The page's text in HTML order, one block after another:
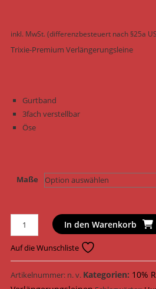
inkl. MwSt. (differenzbesteuert nach §25a
Trixie-Premium Verlängerungsleine
Gurtband
3fach verstellbar
Öse
Maße
Trixie
Hundeleine
Premium
Verlängerungsleine
Gurtband
In den Warenkorb
Auf die Wunschliste
Artikelnummer: n. v. Kategorien: 10%